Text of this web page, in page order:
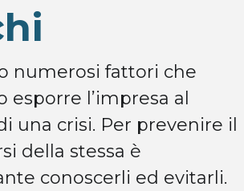
numerosi fattori che
esporre l’impresa al
una crisi. Per prevenire il
della stessa è
conoscerli ed evitarli.